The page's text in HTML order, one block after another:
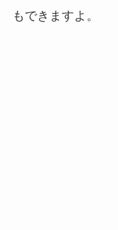
もできますよ。